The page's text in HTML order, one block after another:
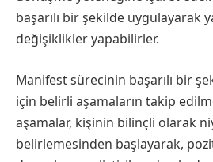
başarılı bir şekilde uygulayarak
değişiklikler yapabilirler.
Manifest sürecinin başarılı bir
için belirli aşamaların takip
aşamalar, kişinin bilinçli olarak
belirlemesinden başlayarak,